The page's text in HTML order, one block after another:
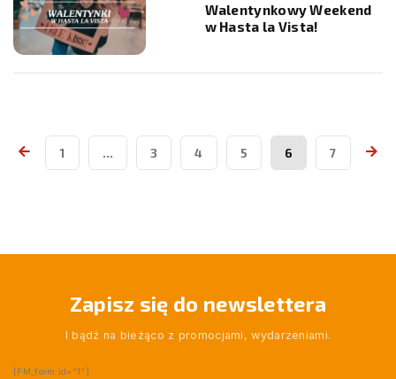
Walentynkowy Weekend
w Hasta la Vista!
1 … 3 4 5 6 7
Zapisz się do newslettera
I bądź na bieżąco z promocjami, wydarzeniami.
[FM_form id="1"]